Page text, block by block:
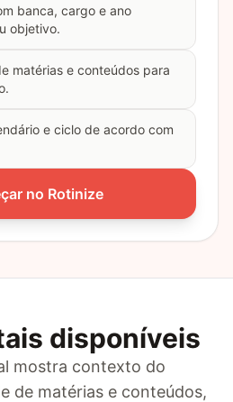
banca, cargo e ano
objetivo.
matérias e conteúdos para
e ciclo de acordo com
no Rotinize
disponíveis
mostra contexto do
de matérias e conteúdos,